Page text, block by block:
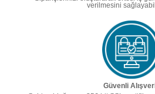
verilmesini
Güvenli